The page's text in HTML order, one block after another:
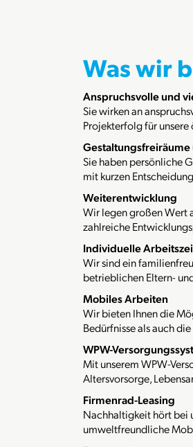
Was wir
Anspruchsvolle und
Sie wirken an
Projekterfolg für
Sie haben persönliche
mit kurzen
Weiterentwicklung
Wir legen großen Wert
zahlreiche
Individuelle
Wir sind ein
betrieblichen Eltern-
Mobiles Arbeiten
Wir bieten Ihnen die
Bedürfnisse als auch
WPW-
Mit unserem WPW-
Altersvorsorge,
Firmenrad-Leasing
Nachhaltigkeit hört bei
umweltfreundliche